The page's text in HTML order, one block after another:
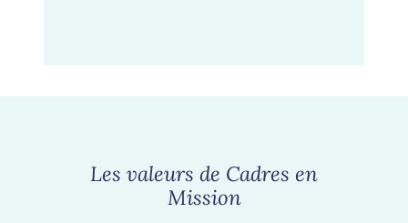
Les valeurs de Cadres en
Mission